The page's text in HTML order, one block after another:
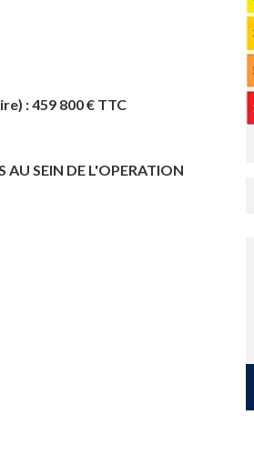
: 459 800 € TTC
SEIN DE L'OPERATION